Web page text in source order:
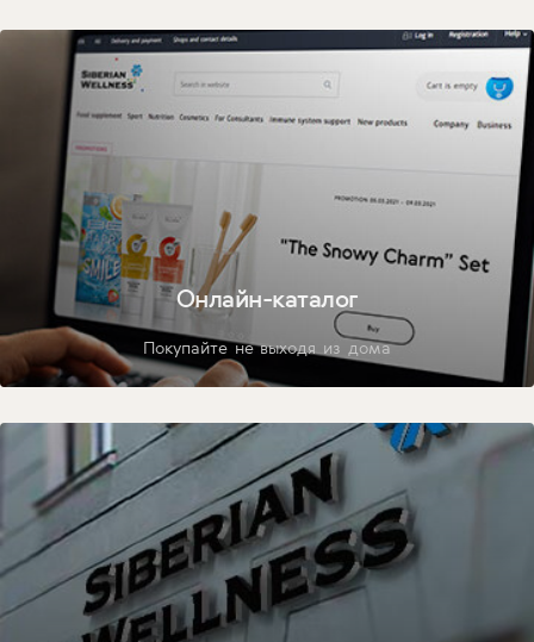
Онлайн-каталог
Покупайте не выходя из дома